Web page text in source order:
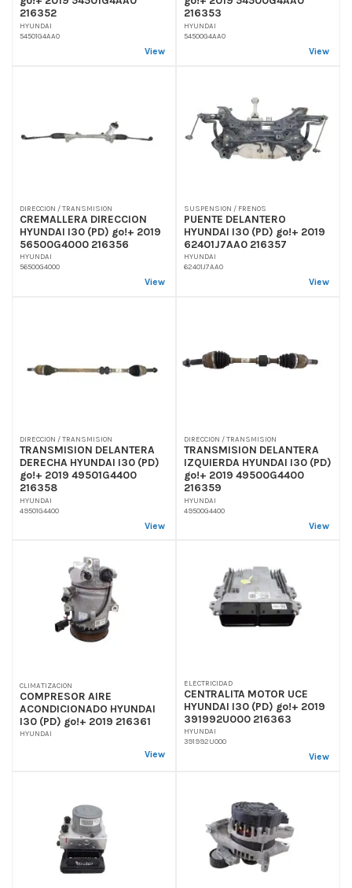
216352
HYUNDAI
54501G4AA0
View
216353
HYUNDAI
54500G4AA0
View
DIRECCION / TRANSMISION
CREMALLERA DIRECCION
HYUNDAI I30 (PD) go!+ 2019
56500G4000 216356
HYUNDAI
56500G4000
View
SUSPENSION / FRENOS
PUENTE DELANTERO
HYUNDAI I30 (PD) go!+ 2019
62401J7AA0 216357
HYUNDAI
62401J7AA0
View
DIRECCION / TRANSMISION
TRANSMISION DELANTERA
DERECHA HYUNDAI I30 (PD)
go!+ 2019 49501G4400
216358
HYUNDAI
49501G4400
View
DIRECCION / TRANSMISION
TRANSMISION DELANTERA
IZQUIERDA HYUNDAI I30 (PD)
go!+ 2019 49500G4400
216359
HYUNDAI
49500G4400
View
CLIMATIZACION
COMPRESOR AIRE
ACONDICIONADO HYUNDAI
I30 (PD) go!+ 2019 216361
HYUNDAI
View
ELECTRICIDAD
CENTRALITA MOTOR UCE
HYUNDAI I30 (PD) go!+ 2019
391992U000 216363
HYUNDAI
391992U000
View